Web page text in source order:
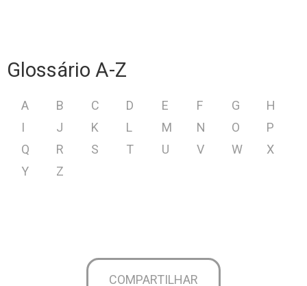
Glossário A-Z
A B C D E F G
H
I
J K L M N O
P
Q
R S T U V W
X
Y
Z
COMPARTILHAR